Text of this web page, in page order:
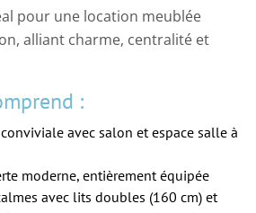
pour une location meublée
alliant charme, centralité et
:
avec salon et espace salle à
moderne, entièrement équipée
avec lits doubles (160 cm) et